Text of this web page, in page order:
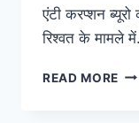
एंटी करप्शन
रिश्वत के मामले
READ MORE